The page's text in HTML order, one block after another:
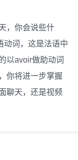
，你会说些什
动词，这是法语中
以avoir做助动词
你将进一步掌握
聊天，还是视频